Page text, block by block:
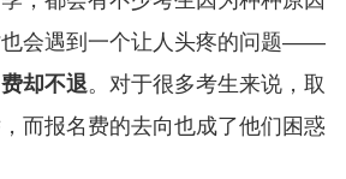
会遇到一个让人头疼的问题——
却不退。对于很多考生来说，取
而报名费的去向也成了他们困惑